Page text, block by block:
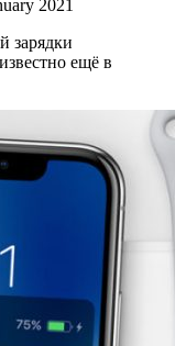
2021
зарядки
ещё в